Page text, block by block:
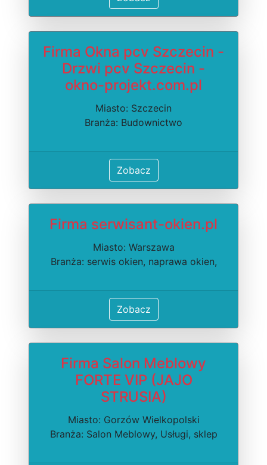
Firma Okna pcv Szczecin -
Drzwi pcv Szczecin -
okno-projekt.com.pl
Miasto: Szczecin
Branża: Budownictwo
Zobacz
Firma serwisant-okien.pl
Miasto: Warszawa
Branża: serwis okien, naprawa okien,
Zobacz
Firma Salon Meblowy
FORTE VIP (JAJO
STRUSIA)
Miasto: Gorzów Wielkopolski
Branża: Salon Meblowy, Usługi, sklep